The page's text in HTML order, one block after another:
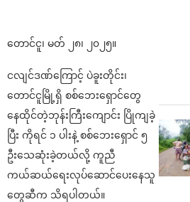
တောင်ငူ၊ မတ် ၂၈၊ ၂၀၂၅။
ငလျင်ဒဏ်ကြောင့် ပဲခူးတိုင်း၊
တောင်ငူမြို့ရှိ စစ်ဘေးရှောင်တွေ
နေထိုင်တဲ့ဘုန်းကြီးကျောင်း ပြိုကျခဲ့
ပြီး ကိုရင် ၁ ပါးနဲ့ စစ်ဘေးရှောင် ၅
ဦးသေဆုံးခဲ့တယ်လို့ ကူညီ
ကယ်ဆယ်ရေးလုပ်ဆောင်ပေးနေသူ
တွေဆီက သိရပါတယ်။